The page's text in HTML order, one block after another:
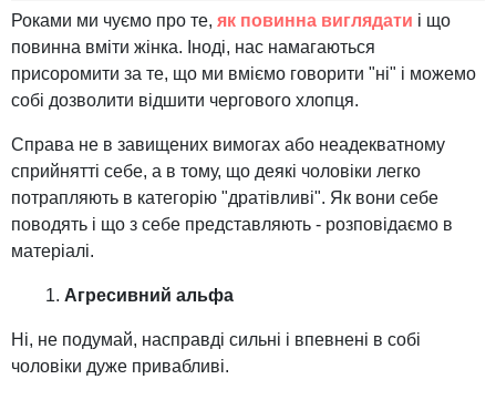
Роками ми чуємо про те, як повинна виглядати і що
повинна вміти жінка. Іноді, нас намагаються
присоромити за те, що ми вміємо говорити "ні" і можемо
собі дозволити відшити чергового хлопця.
Справа не в завищених вимогах або неадекватному
сприйнятті себе, а в тому, що деякі чоловіки легко
потрапляють в категорію "дратівливі". Як вони себе
поводять і що з себе представляють - розповідаємо в
матеріалі.
Агресивний альфа
Ні, не подумай, насправді сильні і впевнені в собі
чоловіки дуже привабливі.